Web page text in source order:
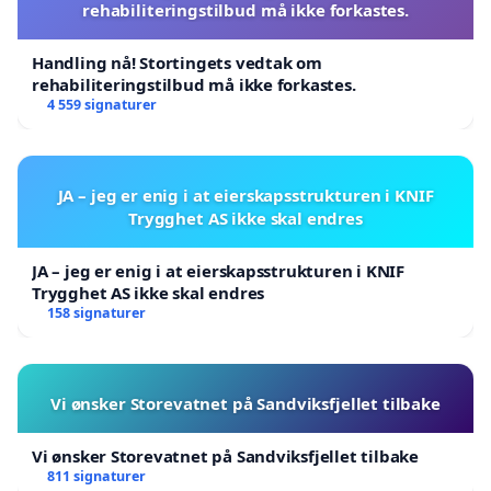
rehabiliteringstilbud må ikke forkastes.
Handling nå! Stortingets vedtak om
rehabiliteringstilbud må ikke forkastes.
4 559 signaturer
JA – jeg er enig i at eierskapsstrukturen i KNIF
Trygghet AS ikke skal endres
JA – jeg er enig i at eierskapsstrukturen i KNIF
Trygghet AS ikke skal endres
158 signaturer
Vi ønsker Storevatnet på Sandviksfjellet tilbake
Vi ønsker Storevatnet på Sandviksfjellet tilbake
811 signaturer